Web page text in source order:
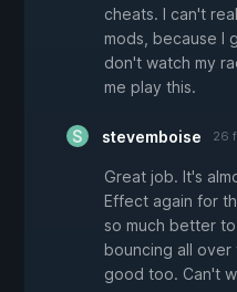
cheats. I can't
mods, because I
don't watch my
me play this.
stevemboise 26
Great job. It's
Effect again for
so much better to
bouncing all over
good too. Can't